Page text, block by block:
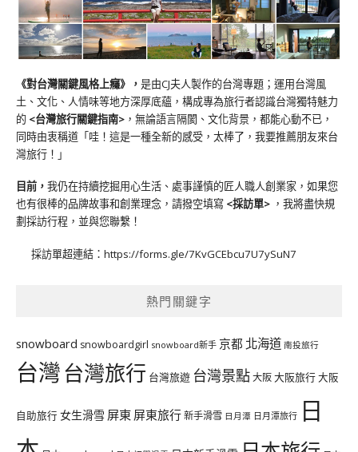
《對台灣關鍵風格上癮》 ， 是由CJ夫人製作的台灣專題；運用台灣風
土、文化、人情味等地方深厚底蘊，構成專為旅行者認識台灣獨特魅力
的 <台灣旅行關鍵指南> ，無論語言隔閡、文化背景，都能心動不已，
同時由衷稱道「哇！這是一種全新的感受，太棒了，我要推薦朋友來台
灣旅行！」
目前， 我仍在持續挖掘用心生活、處事謹慎的匠人職人創業家，如果您
也有很棒的品牌故事和創業理念，請撥空填寫 <採訪單> ，我將盡快規
劃採訪行程，並與您聯繫！
採訪單超連結： https://forms.gle/7KvGCEbcu7U7ySuN7
熱門關鍵字
snowboard snowboardgirl snowboard新手 京都 北海道 南投旅行
台灣台灣旅行 台灣旅遊 台灣景點大阪大阪旅行大阪
自助旅行 女生滑雪 屏東 屏東旅行新手滑雪 日月潭 日月潭旅行 日